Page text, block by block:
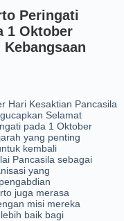
Peringati
1 Oktober
Hari Kesaktian Pancasila
Selamat
pada 1 Oktober
yang penting
kembali
Pancasila sebagai
yang
juga merasa
misi mereka
baik bagi